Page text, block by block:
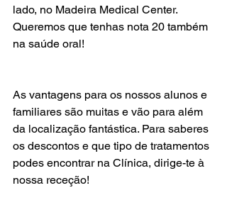
lado, no Madeira Medical Center.
Queremos que tenhas nota 20 também
na saúde oral!
As vantagens para os nossos alunos e
familiares são muitas e vão para além
da localização fantástica. Para saberes
os descontos e que tipo de tratamentos
podes encontrar na Clínica, dirige-te à
nossa receção!